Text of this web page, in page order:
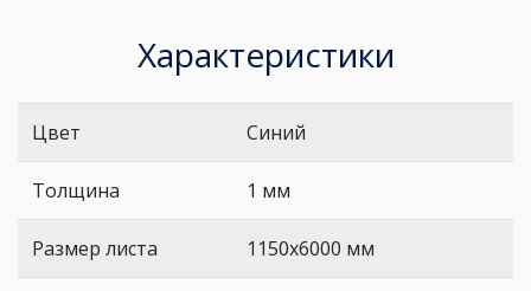
Характеристики
Цвет Синий
Толщина 1 мм
Размер листа 1150х6000 мм